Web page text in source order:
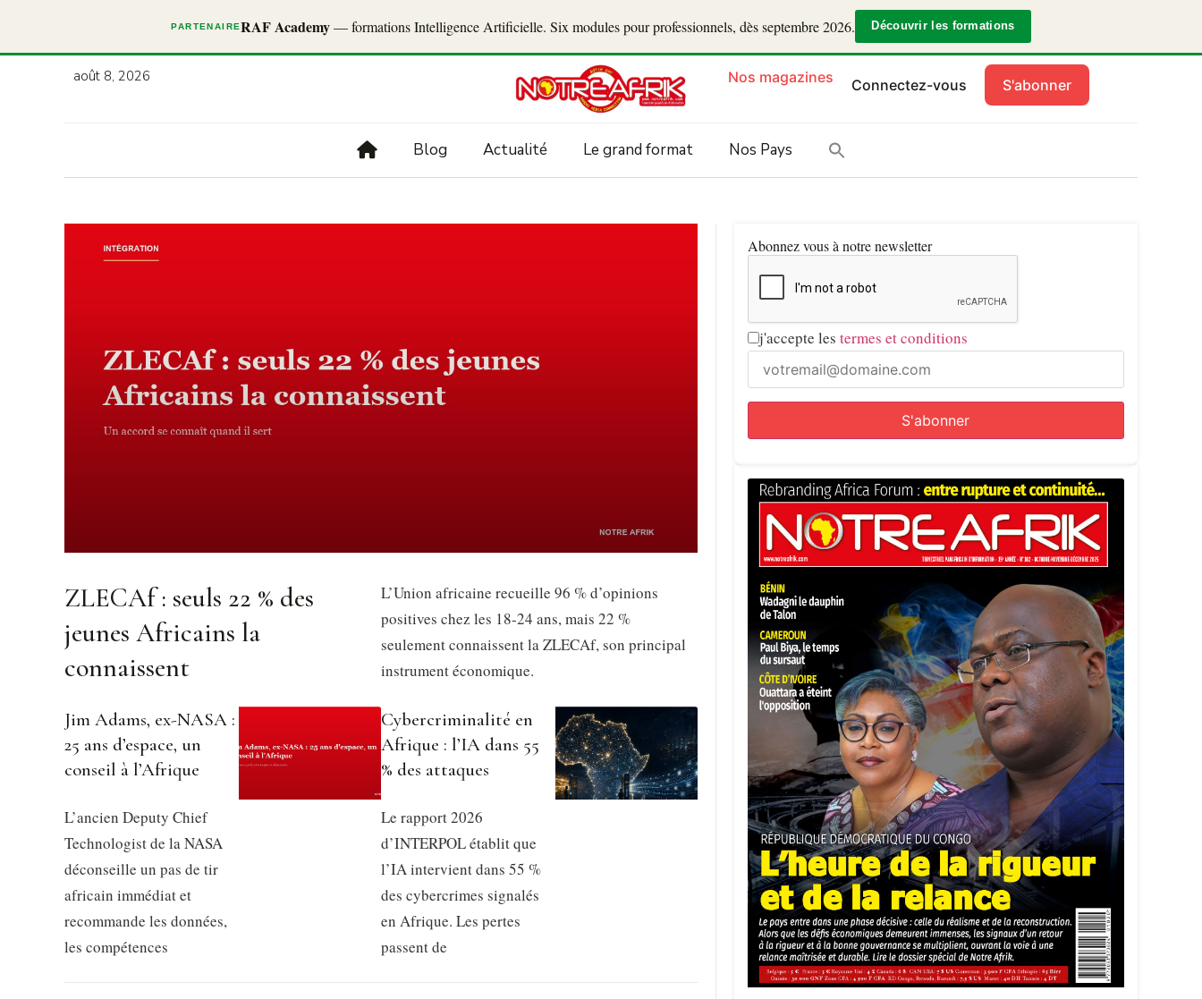
PARTENAIRERAF Academy— formations Intelligence Artificielle. Six modules pour professionnels, dès septembre 2026. Découvrir les formations
août 8, 2026 Nos magazines Connectez-vous S'abonner
Blog Actualité Le grand format Nos Pays
ZLECAf : seuls 22 % des
jeunes Africains la
connaissent
L’Union africaine recueille 96 % d’opinions
positives chez les 18-24 ans, mais 22 %
seulement connaissent la ZLECAf, son principal
instrument économique.
Jim Adams, ex-NASA :
25 ans d’espace, un
conseil à l’Afrique
L’ancien Deputy Chief
Technologist de la NASA
déconseille un pas de tir
africain immédiat et
recommande les données,
les compétences
Cybercriminalité en
Afrique : l’IA dans 55
% des attaques
Le rapport 2026
d’INTERPOL établit que
l’IA intervient dans 55 %
des cybercrimes signalés
en Afrique. Les pertes
passent de
Abonnez vous à notre newsletter
j'accepte les termes et conditions